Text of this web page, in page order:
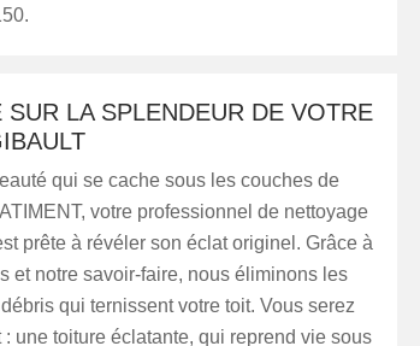
LA SPLENDEUR DE VOTRE
qui se cache sous les couches de
votre professionnel de nettoyage
prête à révéler son éclat originel. Grâce à
et notre savoir-faire, nous éliminons les
qui ternissent votre toit. Vous serez
une toiture éclatante, qui reprend vie sous